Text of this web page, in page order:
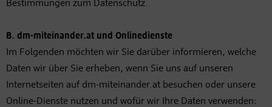
Bestimmungen zum Datenschutz.
B. dm-miteinander.at und Onlinedienste
Im Folgenden möchten wir Sie darüber informieren, welche
Daten wir über Sie erheben, wenn Sie uns auf unseren
Internetseiten auf dm-miteinander.at besuchen oder unsere
Online-Dienste nutzen und wofür wir Ihre Daten verwenden: